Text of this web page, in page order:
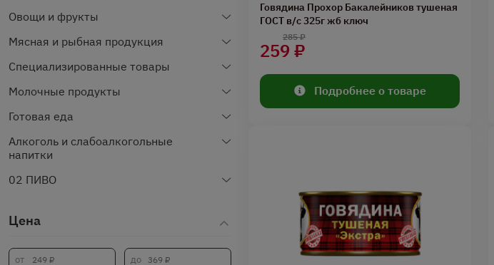
Овощи и фрукты
Мясная и рыбная продукция
Специализированные товары
Молочные продукты
Готовая еда
Алкоголь и слабоалкогольные
напитки
02 ПИВО
Цена
Говядина Прохор Бакалейников тушеная
ГОСТ в/с 325г жб ключ
259 ₽
285 ₽
Подробнее о товаре